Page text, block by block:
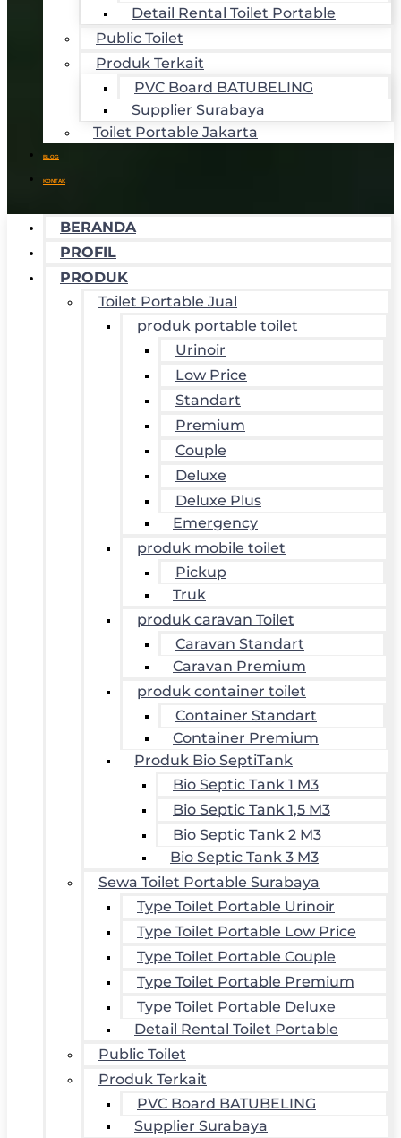
Detail Rental Toilet Portable
Public Toilet
Produk Terkait
PVC Board BATUBELING
Supplier Surabaya
Toilet Portable Jakarta
BLOG
KONTAK
BERANDA
PROFIL
PRODUK
Toilet Portable Jual
produk portable toilet
Urinoir
Low Price
Standart
Premium
Couple
Deluxe
Deluxe Plus
Emergency
produk mobile toilet
Pickup
Truk
produk caravan Toilet
Caravan Standart
Caravan Premium
produk container toilet
Container Standart
Container Premium
Produk Bio SeptiTank
Bio Septic Tank 1 M3
Bio Septic Tank 1,5 M3
Bio Septic Tank 2 M3
Bio Septic Tank 3 M3
Sewa Toilet Portable Surabaya
Type Toilet Portable Urinoir
Type Toilet Portable Low Price
Type Toilet Portable Couple
Type Toilet Portable Premium
Type Toilet Portable Deluxe
Detail Rental Toilet Portable
Public Toilet
Produk Terkait
PVC Board BATUBELING
Supplier Surabaya